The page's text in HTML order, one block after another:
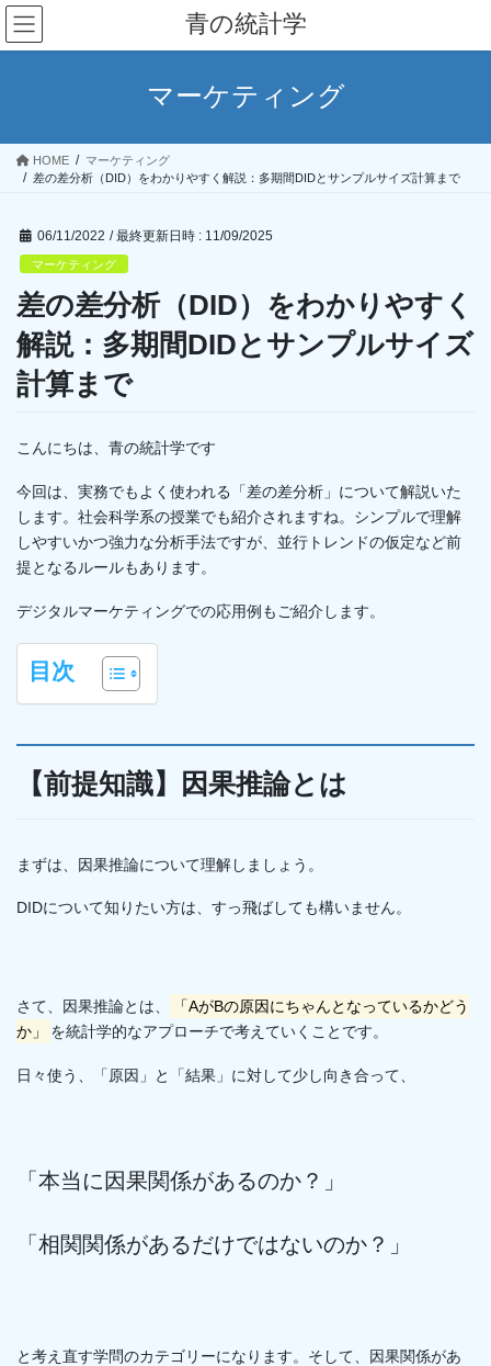
コ
ン
テ
ス
ナ
ビ
ゲ
ン
青の統計学
マーケティング
HOME
マーケティング
差の差分析（DID）をわかりやすく解説：多期間DIDとサンプルサイズ計算まで
06/11/2022 / 最終更新日時 : 11/09/2025
マーケティング
差の差分析（DID）をわかりやすく
解説：多期間DIDとサンプルサイズ
計算まで
こんにちは、青の統計学です
今回は、実務でもよく使われる「差の差分析」について解説いた
します。社会科学系の授業でも紹介されますね。シンプルで理解
しやすいかつ強力な分析手法ですが、並行トレンドの仮定など前
提となるルールもあります。
デジタルマーケティングでの応用例もご紹介します。
目次
【前提知識】因果推論とは
まずは、因果推論について理解しましょう。
DIDについて知りたい方は、すっ飛ばしても構いません。
さて、因果推論とは、
「AがBの原因にちゃんとなっているかどう
か」
を統計学的なアプローチで考えていくことです。
日々使う、「原因」と「結果」に対して少し向き合って、
「本当に因果関係があるのか？」
「相関関係があるだけではないのか？」
と考え直す学問のカテゴリーになります。そして、因果関係があ